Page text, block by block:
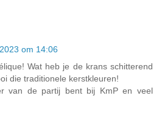
om 14:06
Wat heb je de krans schitterend
die traditionele kerstkleuren!
van de partij bent bij KmP en veel